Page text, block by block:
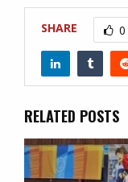
SHARE 0
RELATED POSTS